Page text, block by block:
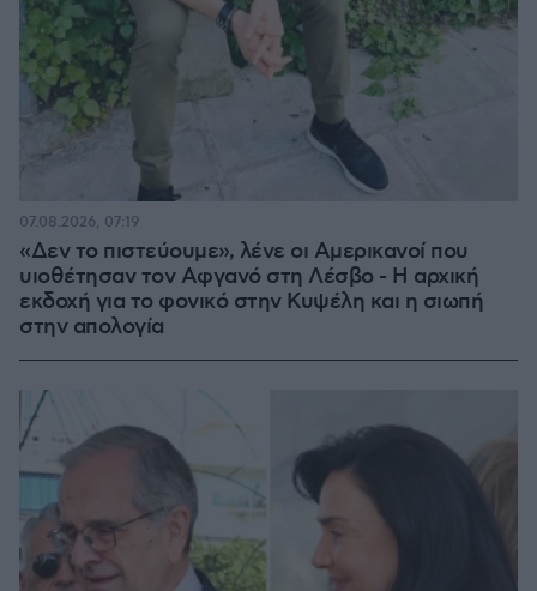
«Δεν το πιστεύουμε», λένε οι Αμερικανοί που
υιοθέτησαν τον Αφγανό στη Λέσβο - Η αρχική
εκδοχή για το φονικό στην Κυψέλη και η σιωπή
στην απολογία
07.08.2026, 07:19